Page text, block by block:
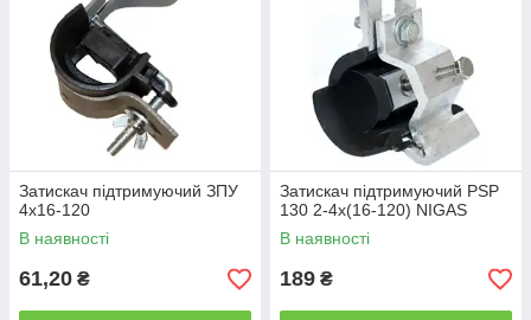
Затискач підтримуючий ЗПУ
4х16-120
В наявності
61,20 ₴
Затискач підтримуючий PSP
130 2-4х(16-120) NIGAS
В наявності
189 ₴